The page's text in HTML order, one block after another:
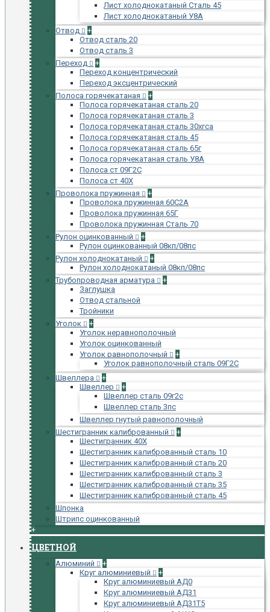
Лист холоднокатаный Сталь 45
Лист холоднокатаный У8А
Отвод
+
Отвод сталь 20
Отвод сталь 3
Переход
+
Переход концентрический
Переход эксцентрический
Полоса горячекатаная
+
Полоса горячекатаная сталь 20
Полоса горячекатаная сталь 3
Полоса горячекатаная сталь 30хгса
Полоса горячекатаная сталь 45
Полоса горячекатаная сталь 65г
Полоса горячекатаная сталь У8А
Полоса ст 09Г2С
Полоса ст 40Х
Проволока пружинная
+
Проволока пружинная 60С2А
Проволока пружинная 65Г
Проволока пружинная Сталь 70
Рулон оцинкованный
+
Рулон оцинкованный 08кп/08пс
Рулон холоднокатаный
+
Рулон холоднокатаный 08кп/08пс
Трубопроводная арматура
+
Заглушка
Отвод стальной
Тройники
Уголок
+
Уголок неравнополочный
Уголок оцинкованный
Уголок равнополочный
+
Уголок равнополочный сталь 09Г2С
Швеллера
+
Швеллер
+
Швеллер сталь 09г2с
Швеллер сталь 3пс
Швеллер гнутый равнополочный
Шестигранник калиброванный
+
Шестигранник 40Х
Шестигранник калиброванный сталь 10
Шестигранник калиброванный сталь 20
Шестигранник калиброванный сталь 3
Шестигранник калиброванный сталь 35
Шестигранник калиброванный сталь 45
Шпонка
Штрипс оцинкованный
+
ЦВЕТНОЙ
Алюминий
+
Круг алюминиевый
+
Круг алюминиевый АД0
Круг алюминиевый АД31
Круг алюминиевый АД31Т5